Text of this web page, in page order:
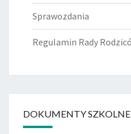
Sprawozdania
Regulamin Rady
DOKUMENTY SZKOLNE